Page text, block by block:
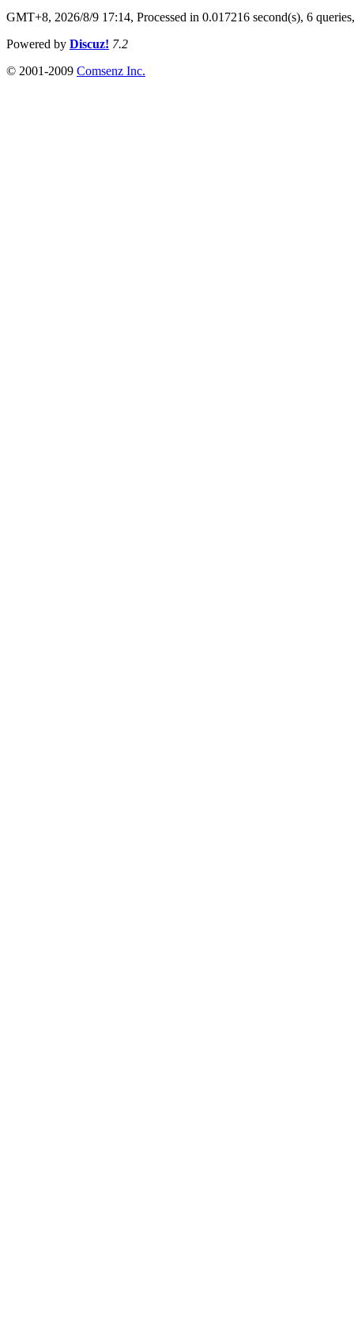
GMT+8, 2026/8/9 17:14, Processed in 0.017216 second(s), 6
Powered by Discuz! 7.2
© 2001-2009 Comsenz Inc.